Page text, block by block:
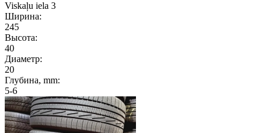
Viskaļu iela 3
Ширина:
245
Высота:
40
Диаметр:
20
Глубина, mm:
5-6